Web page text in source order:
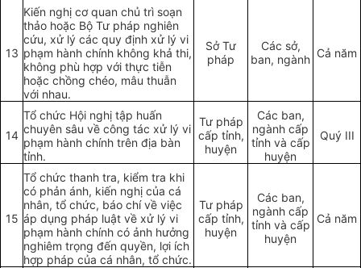
13
Kiến nghị cơ quan chủ trì soạn
thảo hoặc Bộ Tư pháp nghiên
cứu, xử lý các quy định xử lý vi
phạm hành chính không khả thi,
không phù hợp với thực tiễn
hoặc chồng chéo, mâu thuẫn
với nhau.
Sở Tư
pháp
Các sở,
ban, ngành Cả năm
14
Tổ chức Hội nghị tập huấn
chuyên sâu về công tác xử lý vi
phạm hành chính trên địa bàn
tỉnh.
Tư pháp
cấp tỉnh,
huyện
Các ban,
ngành cấp
tỉnh và cấp
huyện
Quý III
15
Tổ chức thanh tra, kiểm tra khi
có phản ánh, kiến nghị của cá
nhân, tổ chức, báo chí về việc
áp dụng pháp luật về xử lý vi
phạm hành chính có ảnh hưởng
nghiêm trọng đến quyền, lợi ích
hợp pháp của cá nhân, tổ chức.
Tư pháp
cấp tỉnh,
huyện
Các ban,
ngành cấp
tỉnh và cấp
huyện
Cả năm